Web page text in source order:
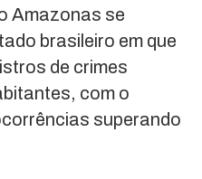
Amazonas se
brasileiro em que
de crimes
com o
superando